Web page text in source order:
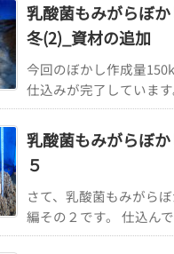
乳酸菌もみがらぼ
冬(2)_資材の追加
今回のぼかし作成量
仕込みが完了していま
乳酸菌もみがらぼ
５
さて、乳酸菌もみがら
編その２です。 仕込ん